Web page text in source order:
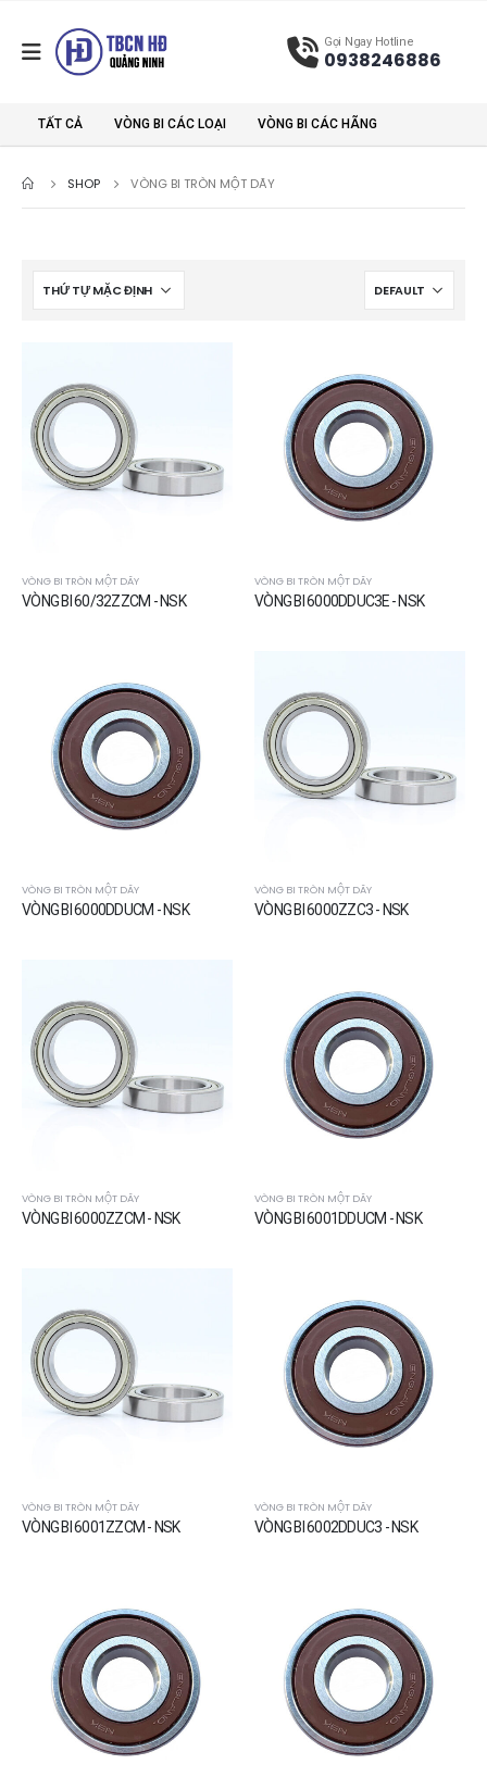
Gọi Ngay Hotline
0938246886
TẤT CẢ VÒNG BI CÁC LOẠI VÒNG BI CÁC HÃNG
SHOP VÒNG BI TRÒN MỘT DÃY
VÒNG BI TRÒN MỘT DÃY
VÒNG BI 60/32ZZCM - NSK
VÒNG BI TRÒN MỘT DÃY
VÒNG BI 6000DDUC3E - NSK
VÒNG BI TRÒN MỘT DÃY
VÒNG BI 6000DDUCM - NSK
VÒNG BI TRÒN MỘT DÃY
VÒNG BI 6000ZZC3 - NSK
VÒNG BI TRÒN MỘT DÃY
VÒNG BI 6000ZZCM - NSK
VÒNG BI TRÒN MỘT DÃY
VÒNG BI 6001DDUCM - NSK
VÒNG BI TRÒN MỘT DÃY
VÒNG BI 6001ZZCM - NSK
VÒNG BI TRÒN MỘT DÃY
VÒNG BI 6002DDUC3 - NSK